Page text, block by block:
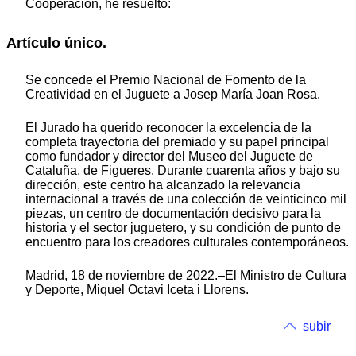
Cooperación, he resuelto:
Artículo único.
Se concede el Premio Nacional de Fomento de la
Creatividad en el Juguete a Josep María Joan Rosa.
El Jurado ha querido reconocer la excelencia de la
completa trayectoria del premiado y su papel principal
como fundador y director del Museo del Juguete de
Cataluña, de Figueres. Durante cuarenta años y bajo su
dirección, este centro ha alcanzado la relevancia
internacional a través de una colección de veinticinco mil
piezas, un centro de documentación decisivo para la
historia y el sector juguetero, y su condición de punto de
encuentro para los creadores culturales contemporáneos.
Madrid, 18 de noviembre de 2022.–El Ministro de Cultura
y Deporte, Miquel Octavi Iceta i Llorens.
subir